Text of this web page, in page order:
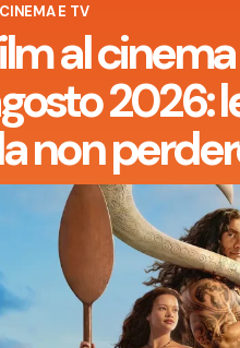
CINEMA E TV
al
2026:
non